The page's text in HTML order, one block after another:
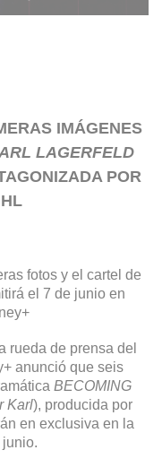
IMÁGENES
LAGERFELD
POR
fotos y el cartel de
el 7 de junio en
rueda de prensa del
anunció que seis
BECOMING
Karl), producida por
en exclusiva en la
junio.